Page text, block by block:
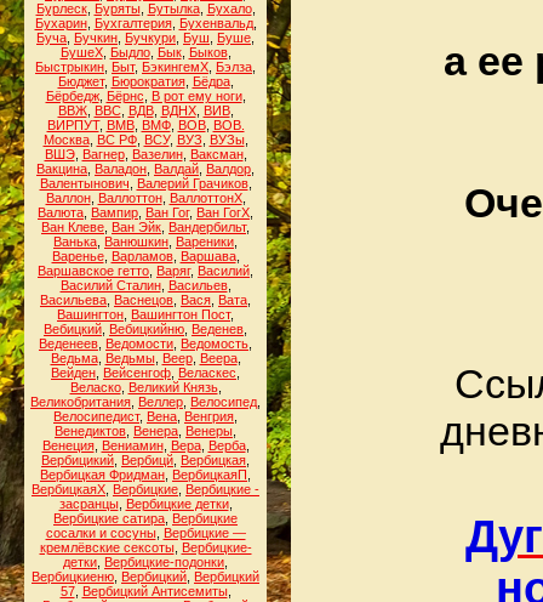
Бурлеск, Буряты, Бутылка, Бухало,
Бухарин, Бухгалтерия, Бухенвальд,
Буча Бучкин Бучкури Буш Буше
БушеХ, Быдло, Бык, Быков,
Быстрыкин Быт, БэкингемХ Бэлза
Бюджет, Бюрократия, Бёдра,
Бёрбедж, Бёрнс В рот ему ноги,
ВВЖ, ВВС, ВДВ, ВДНХ, ВИВ,
ВИРПУТ, ВМВ, ВМФ, ВОВ, ВОВ.
Москва, ВС РФ, ВСУ, ВУЗ ВУЗы,
ВШЭ, Вагнер, Вазелин, Ваксман,
Вакцина Валадон Валдай Валдор
Валентынович
Валерий Грачиков,
Валлон, Валлоттон, ВаллоттонХ,
Валюта Вампир Ван Гог, Ван ГогХ
Ван Клеве Ван Эйк Вандербильт,
Ванька Ванюшкин Вареники
Варенье, Варламов, Варшава,
Варшавское гетто Варяг, Василий
Василий Сталин, Васильев,
Васильева Васнецов Вася Вата
Вашингтон Вашингтон Пост,
Вебицкий Вебицкийню Веденев
Веденеев Ведомости Ведомость
Ведьма, Ведьмы, Веер, Веера,
Вейден Вейсенгоф Веласкес
Веласко, Великий Князь,
Великобритания Веллер Велосипед
Велосипедист, Вена Венгрия
Венедиктов Венера Венеры
Венеция, Вениамин, Вера, Верба,
Вербицикий Вербицй Вербицкая
Вербицкая Фридман ВербицкаяП
ВербицкаяХ Вербицкие Вербицкие -
засранцы, Вербицкие детки,
Вербицкие сатира Вербицкие
сосалки и сосуны, Вербицкие —
кремлёвские сексоты, Вербицкие-
детки Вербицкие-подонки
Вербицкиеню Вербицкий Вербицкий
57, Вербицкий Антисемиты,
а ее